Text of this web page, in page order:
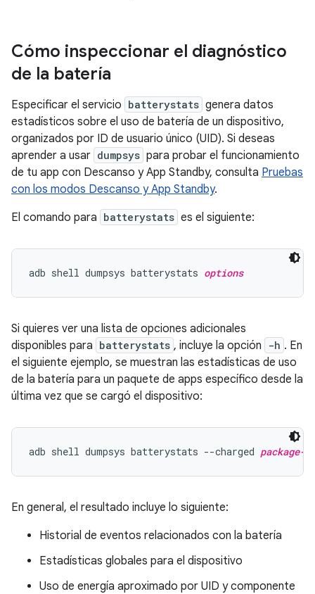
Cómo inspeccionar el diagnóstico
de la batería
Especificar el servicio batterystats genera datos
estadísticos sobre el uso de batería de un dispositivo,
organizados por ID de usuario único (UID). Si deseas
aprender a usar dumpsys para probar el funcionamiento
de tu app con Descanso y App Standby, consulta Pruebas
con los modos Descanso y App Standby.
El comando para batterystats es el siguiente:
adb shell dumpsys batterystats options
Si quieres ver una lista de opciones adicionales
disponibles para batterystats , incluye la opción -h . En
el siguiente ejemplo, se muestran las estadísticas de uso
de la batería para un paquete de apps específico desde la
última vez que se cargó el dispositivo:
adb shell dumpsys batterystats --charged package-
En general, el resultado incluye lo siguiente:
Historial de eventos relacionados con la batería
Estadísticas globales para el dispositivo
Uso de energía aproximado por UID y componente